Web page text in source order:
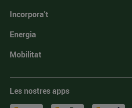
Incorpora't
Energia
Mobilitat
Les nostres apps